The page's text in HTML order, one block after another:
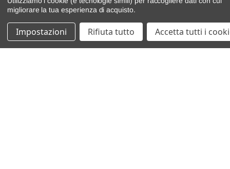
migliorare la tua esperienza di acquisto.
Impostazioni Rifiuta tutto Accetta tutti i